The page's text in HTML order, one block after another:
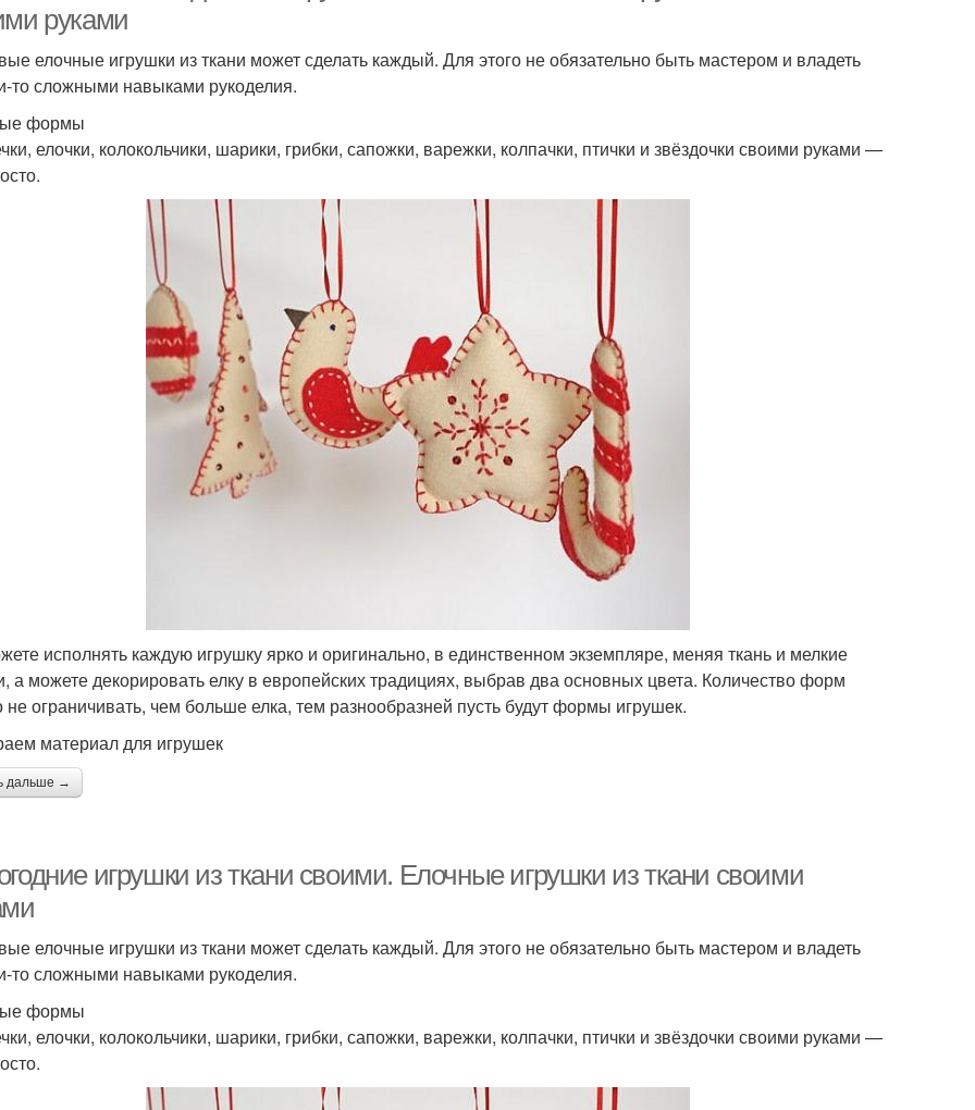
руками
елочные игрушки из ткани может сделать каждый. Для этого не обязательно быть мастером и владеть
то сложными навыками рукоделия.
формы
елочки, колокольчики, шарики, грибки, сапожки, варежки, колпачки, птички и звёздочки своими руками —
исполнять каждую игрушку ярко и оригинально, в единственном экземпляре, меняя ткань и мелкие
а можете декорировать елку в европейских традициях, выбрав два основных цвета. Количество форм
ограничивать, чем больше елка, тем разнообразней пусть будут формы игрушек.
материал для игрушек
дальше →
игрушки из ткани своими. Елочные игрушки из ткани своими
елочные игрушки из ткани может сделать каждый. Для этого не обязательно быть мастером и владеть
то сложными навыками рукоделия.
формы
елочки, колокольчики, шарики, грибки, сапожки, варежки, колпачки, птички и звёздочки своими руками —